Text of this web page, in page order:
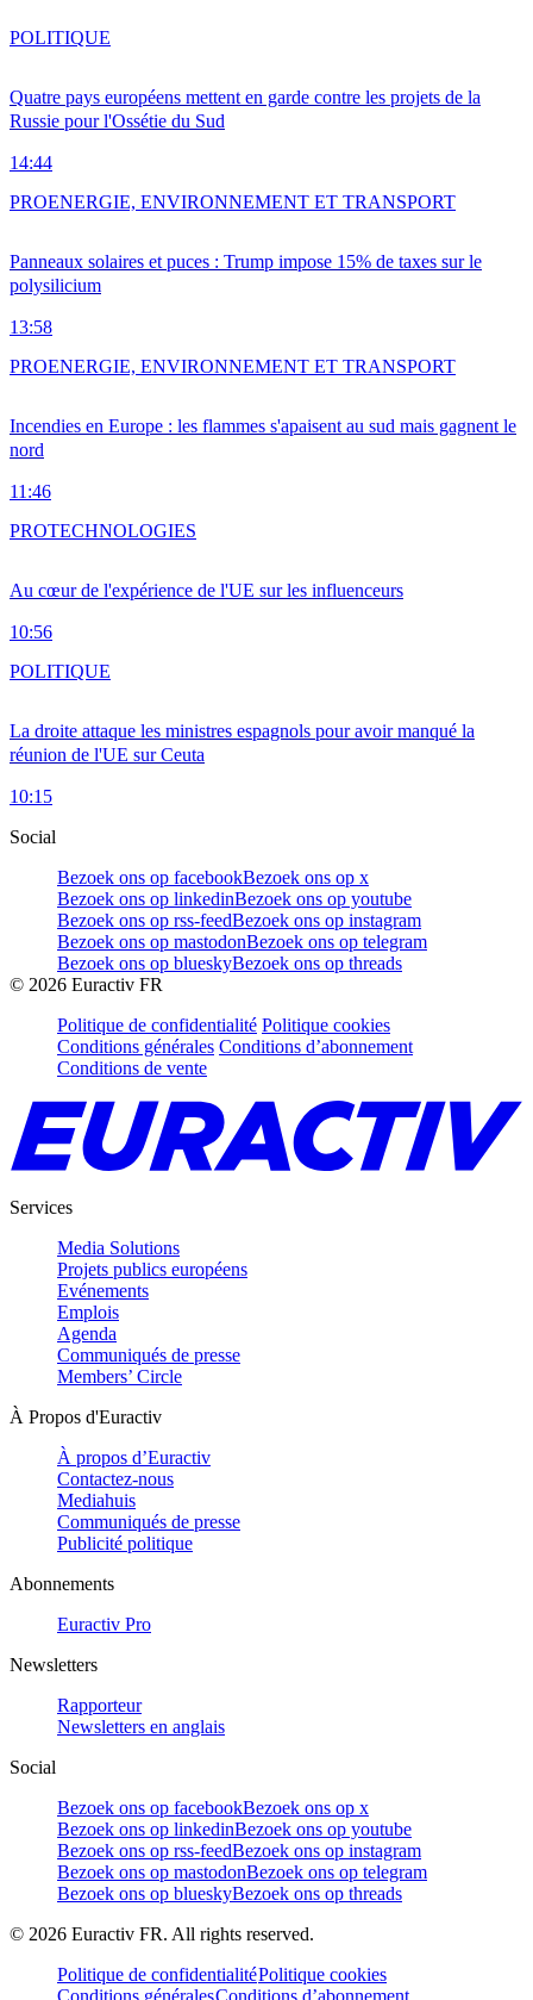
Quatre pays européens mettent en garde contre les projets de la
Russie pour l'Ossétie du Sud
14:44
POLITIQUE
Panneaux solaires et puces : Trump impose 15% de taxes sur le
polysilicium
13:58
PROENERGIE, ENVIRONNEMENT ET TRANSPORT
Incendies en Europe : les flammes s'apaisent au sud mais gagnent le
nord
11:46
PROENERGIE, ENVIRONNEMENT ET TRANSPORT
Au cœur de l'expérience de l'UE sur les influenceurs
10:56
PROTECHNOLOGIES
La droite attaque les ministres espagnols pour avoir manqué la
réunion de l'UE sur Ceuta
10:15
POLITIQUE
Social
Bezoek ons op facebookBezoek ons op x
Bezoek ons op linkedinBezoek ons op youtube
Bezoek ons op rss-feedBezoek ons op instagram
Bezoek ons op mastodonBezoek ons op telegram
Bezoek ons op blueskyBezoek ons op threads
© 2026 Euractiv FR
Politique de confidentialité Politique cookies
Conditions générales Conditions d’abonnement
Conditions de vente
Services
Media Solutions
Projets publics européens
Evénements
Emplois
Agenda
Communiqués de presse
Members’ Circle
À Propos d'Euractiv
À propos d’Euractiv
Contactez-nous
Mediahuis
Communiqués de presse
Publicité politique
Abonnements
Euractiv Pro
Newsletters
Rapporteur
Newsletters en anglais
Social
Bezoek ons op facebookBezoek ons op x
Bezoek ons op linkedinBezoek ons op youtube
Bezoek ons op rss-feedBezoek ons op instagram
Bezoek ons op mastodonBezoek ons op telegram
Bezoek ons op blueskyBezoek ons op threads
© 2026 Euractiv FR. All rights reserved.
Politique de confidentialitéPolitique cookies
Conditions généralesConditions d’abonnement